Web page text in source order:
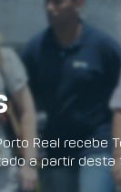
Real recebe
a partir